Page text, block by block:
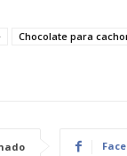
Chocolate para